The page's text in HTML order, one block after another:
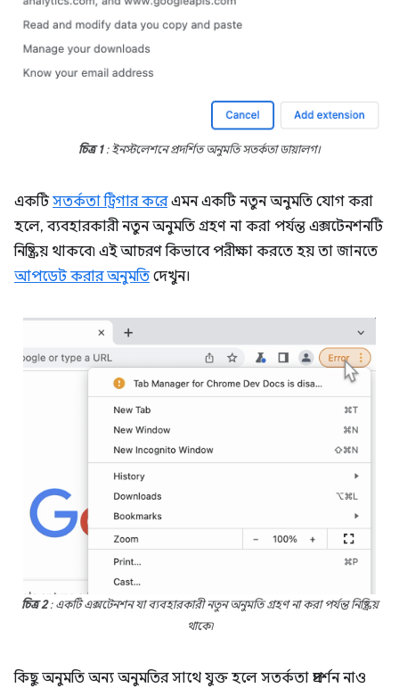
চিত্র 1: ইনস্টলেশনে প্রদর্শিত অনুমতি সতর্কতা ডায়ালগ।
একটিসতর্কতা ট্রিগার করেএমন একটি নতুন অনুমতি যোগ করা
হলে, ব্যবহারকারী নতুন অনুমতি গ্রহণ না করা পর্যন্ত এক্সটেনশনটি
নিষ্ক্রিয় থাকবে৷ এই আচরণ কিভাবে পরীক্ষা করতে হয় তা জানতে
আপডেট করার অনুমতি দেখুন।
চিত্র 2: একটি এক্সটেনশন যা ব্যবহারকারী নতুন অনুমতি গ্রহণ না করা পর্যন্ত নিষ্ক্রিয়
থাকে৷
কিছু অনুমতি অন্য অনুমতির সাথে যুক্ত হলে সতর্কতা প্রদর্শন নাও